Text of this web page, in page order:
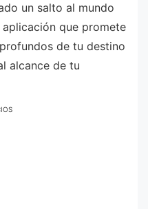
un salto al mundo
que promete
de tu destino
alcance de tu